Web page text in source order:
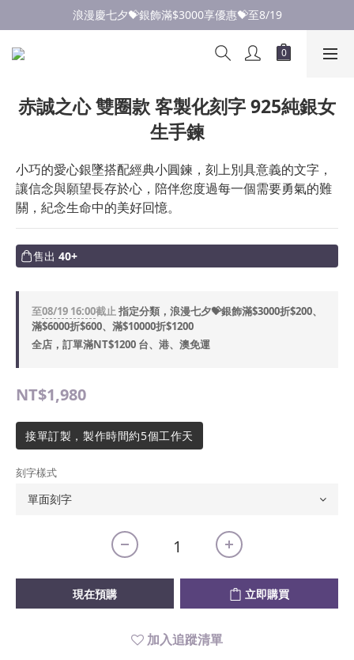
點此加入LINE✅好友領取首購優惠券
浪漫慶七夕💝銀飾滿$3000享優惠💝至8/19
赤誠之心 雙圈款 客製化刻字 925純銀女
生手鍊
小巧的愛心銀墜搭配經典小圓鍊，刻上別具意義的文字，
讓信念與願望長存於心，陪伴您度過每一個需要勇氣的難
關，紀念生命中的美好回憶。
售出 40+
至08/19 16:00截止指定分類，浪漫七夕💝銀飾滿$3000折$200、
滿$6000折$600、滿$10000折$1200
全店，訂單滿NT$1200 台、港、澳免運
NT$1,980
接單訂製，製作時間約5個工作天
刻字樣式
現在預購 立即購買
加入追蹤清單